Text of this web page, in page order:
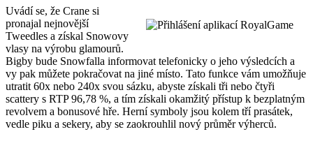
Uvádí se, že Crane si
pronajal nejnovější
Tweedles a získal Snowovy
vlasy na výrobu glamourů.
Bigby bude Snowfalla informovat telefonicky o jeho výsledcích a
vy pak můžete pokračovat na jiné místo. Tato funkce vám umožňuje
utratit 60x nebo 240x svou sázku, abyste získali tři nebo čtyři
scattery s RTP 96,78 %, a tím získali okamžitý přístup k bezplatným
revolvem a bonusové hře. Herní symboly jsou kolem tří prasátek,
vedle piku a sekery, aby se zaokrouhlil nový průměr výherců.